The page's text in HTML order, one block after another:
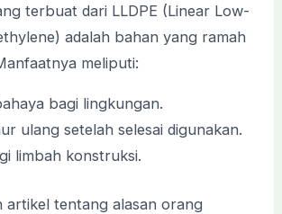
terbuat dari LLDPE (Linear Low-
adalah bahan yang ramah
meliputi:
bagi lingkungan.
ulang setelah selesai digunakan.
limbah konstruksi.
artikel tentang alasan orang